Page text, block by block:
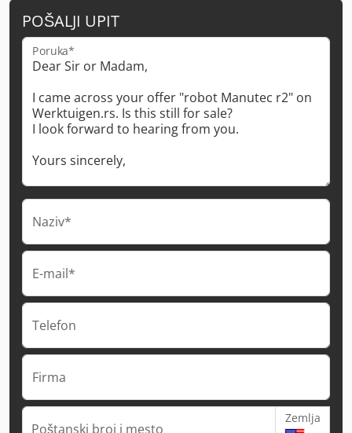
POŠALJI UPIT
Poruka*
Naziv*
E-mail*
Telefon
Firma
Poštanski broj i mesto
Zemlja